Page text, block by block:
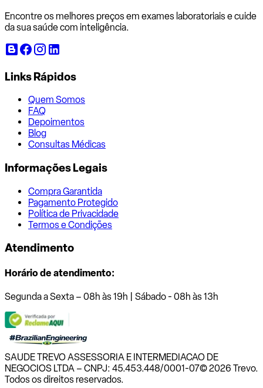
Encontre os melhores preços em exames laboratoriais e cuide
da sua saúde com inteligência.
Links Rápidos
Quem Somos
FAQ
Depoimentos
Blog
Consultas Médicas
Informações Legais
Compra Garantida
Pagamento Protegido
Política de Privacidade
Termos e Condições
Atendimento
Horário de atendimento:
Segunda a Sexta – 08h às 19h | Sábado - 08h às 13h
SAUDE TREVO ASSESSORIA E INTERMEDIACAO DE
NEGOCIOS LTDA – CNPJ: 45.453.448/0001-07© 2026 Trevo.
Todos os direitos reservados.